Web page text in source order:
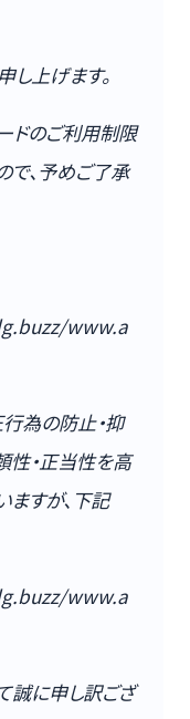
し上げます。
ドのご利⽤制限
で、予めご了承
www.a
為の防⽌・抑
性・正当性を⾼
ますが、下記
www.a
誠に申し訳ござ